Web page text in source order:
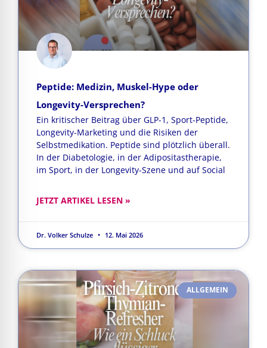
Peptide: Medizin, Muskel-Hype oder
Longevity-Versprechen?
Ein kritischer Beitrag über GLP-1, Sport-Peptide,
Longevity-Marketing und die Risiken der
Selbstmedikation. Peptide sind plötzlich überall.
In der Diabetologie, in der Adipositastherapie,
im Sport, in der Longevity-Szene und auf Social
JETZT ARTIKEL LESEN »
Dr. Volker Schulze 12. Mai 2026
ALLGEMEIN